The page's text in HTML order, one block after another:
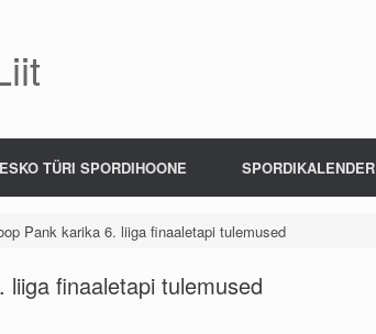
TÜRI SPORDIHOONE SPORDIKALENDER
Pank karika 6. liiga finaaletapi tulemused
finaaletapi tulemused